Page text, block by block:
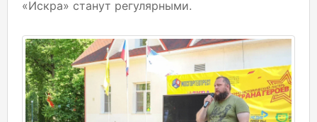
«Искра» станут регулярными.